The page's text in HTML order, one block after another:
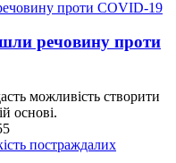
речовину проти
можливість створити
основі.